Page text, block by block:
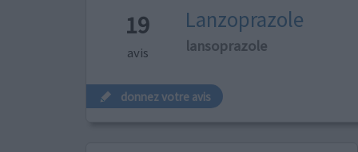
19
avis
Lanzoprazole
lansoprazole
donnez votre avis